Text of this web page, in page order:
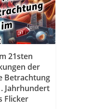
21sten
der
Betrachtung
Jahrhundert
Flicker